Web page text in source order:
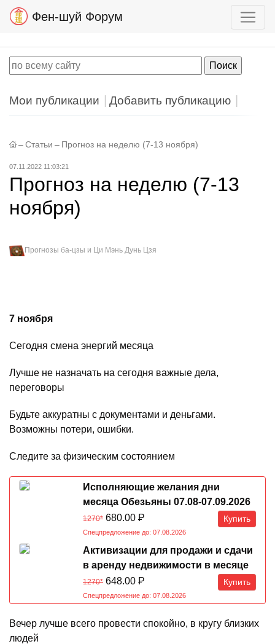
Фен-шуй Форум
Мои публикации Добавить публикацию
– Статьи – Прогноз на неделю (7-13 ноября)
07.11.2022 11:03:21
Прогноз на неделю (7-13
ноября)
Прогнозы ба-цзы и Ци Мэнь Дунь Цзя
7 ноября
Сегодня смена энергий месяца
Лучше не назначать на сегодня важные дела,
переговоры
Будьте аккуратны с документами и деньгами.
Возможны потери, ошибки.
Следите за физическим состоянием
Исполняющие желания дни
месяца Обезьяны 07.08-07.09.2026
1270* 680.00 Р Купить
Спецпредложение до: 07.08.2026
Активизации для продажи и сдачи
в аренду недвижимости в месяце
Обезьяны 07.08-07.09.2026
1270* 648.00 Р Купить
Спецпредложение до: 07.08.2026
Вечер лучше всего провести спокойно, в кругу близких
людей